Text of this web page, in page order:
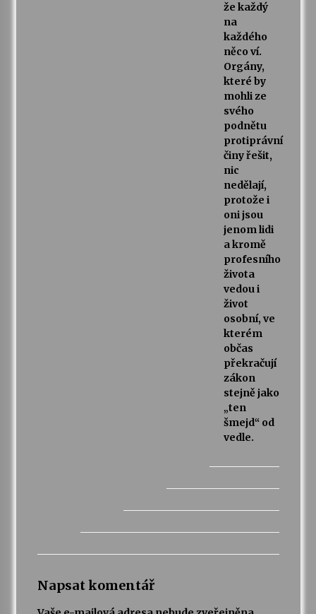
že každý
na
každého
něco ví.
Orgány,
které by
mohli ze
svého
podnětu
protiprávní
činy řešit,
nic
nedělají,
protože i
oni jsou
jenom lidi
a kromě
profesního
života
vedou i
život
osobní, ve
kterém
občas
překračují
zákon
stejně jako
„ten
šmejd“ od
vedle.
Napsat komentář